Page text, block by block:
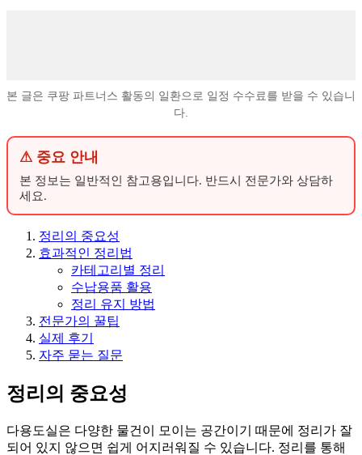
본 글은 쿠팡 파트너스 활동의 일환으로 일정 수수료를 받을 수 있습니
다.
⚠ 중요 안내
본 정보는 일반적인 참고용입니다. 반드시 전문가와 상담하
세요.
정리의 중요성
효과적인 정리법
카테고리별 정리
수납용품 활용
정리 유지 방법
전문가의 꿀팁
실제 후기
자주 묻는 질문
정리의 중요성
다용도실은 다양한 물건이 모이는 공간이기 때문에 정리가 잘
되어 있지 않으면 쉽게 어지러워질 수 있습니다. 정리를 통해